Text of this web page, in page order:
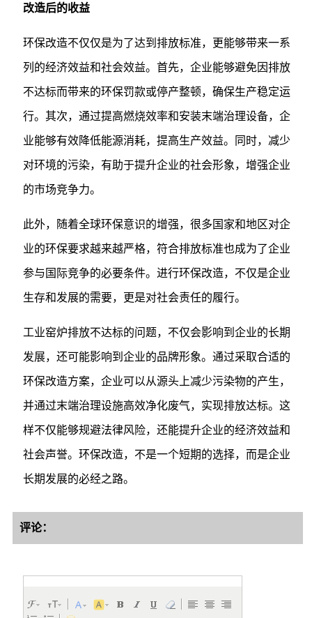
改造后的收益
环保改造不仅仅是为了达到排放标准，更能够带来一系
列的经济效益和社会效益。首先，企业能够避免因排放
不达标而带来的环保罚款或停产整顿，确保生产稳定运
行。其次，通过提高燃烧效率和安装末端治理设备，企
业能够有效降低能源消耗，提高生产效益。同时，减少
对环境的污染，有助于提升企业的社会形象，增强企业
的市场竞争力。
此外，随着全球环保意识的增强，很多国家和地区对企
业的环保要求越来越严格，符合排放标准也成为了企业
参与国际竞争的必要条件。进行环保改造，不仅是企业
生存和发展的需要，更是对社会责任的履行。
工业窑炉排放不达标的问题，不仅会影响到企业的长期
发展，还可能影响到企业的品牌形象。通过采取合适的
环保改造方案，企业可以从源头上减少污染物的产生，
并通过末端治理设施高效净化废气，实现排放达标。这
样不仅能够规避法律风险，还能提升企业的经济效益和
社会声誉。环保改造，不是一个短期的选择，而是企业
长期发展的必经之路。
评论：